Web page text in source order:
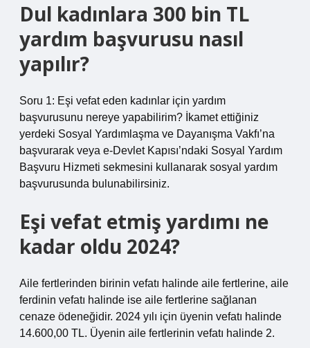
Dul kadınlara 300 bin TL
yardım başvurusu nasıl
yapılır?
Soru 1: Eşi vefat eden kadınlar için yardım
başvurusunu nereye yapabilirim? İkamet ettiğiniz
yerdeki Sosyal Yardımlaşma ve Dayanışma Vakfı’na
başvurarak veya e-Devlet Kapısı’ndaki Sosyal Yardım
Başvuru Hizmeti sekmesini kullanarak sosyal yardım
başvurusunda bulunabilirsiniz.
Eşi vefat etmiş yardımı ne
kadar oldu 2024?
Aile fertlerinden birinin vefatı halinde aile fertlerine, aile
ferdinin vefatı halinde ise aile fertlerine sağlanan
cenaze ödeneğidir. 2024 yılı için üyenin vefatı halinde
14.600,00 TL. Üyenin aile fertlerinin vefatı halinde 2.